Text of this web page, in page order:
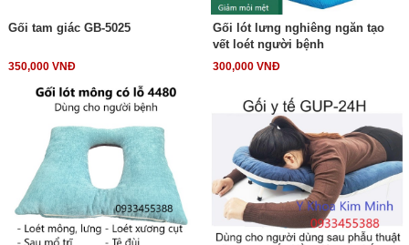
Gối tam giác GB-5025
350,000 VNĐ
Gối lót lưng nghiêng ngăn tạo
vết loét người bệnh
300,000 VNĐ